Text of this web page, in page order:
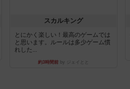
スカルキング
とにかく楽しい！最高のゲームでは
と思います。ルールは多少ゲーム慣
れした...
約3時間前 by ジェイとと